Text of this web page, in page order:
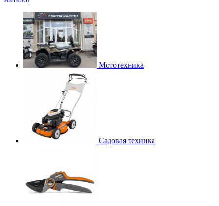
Мототехника
Садовая техника